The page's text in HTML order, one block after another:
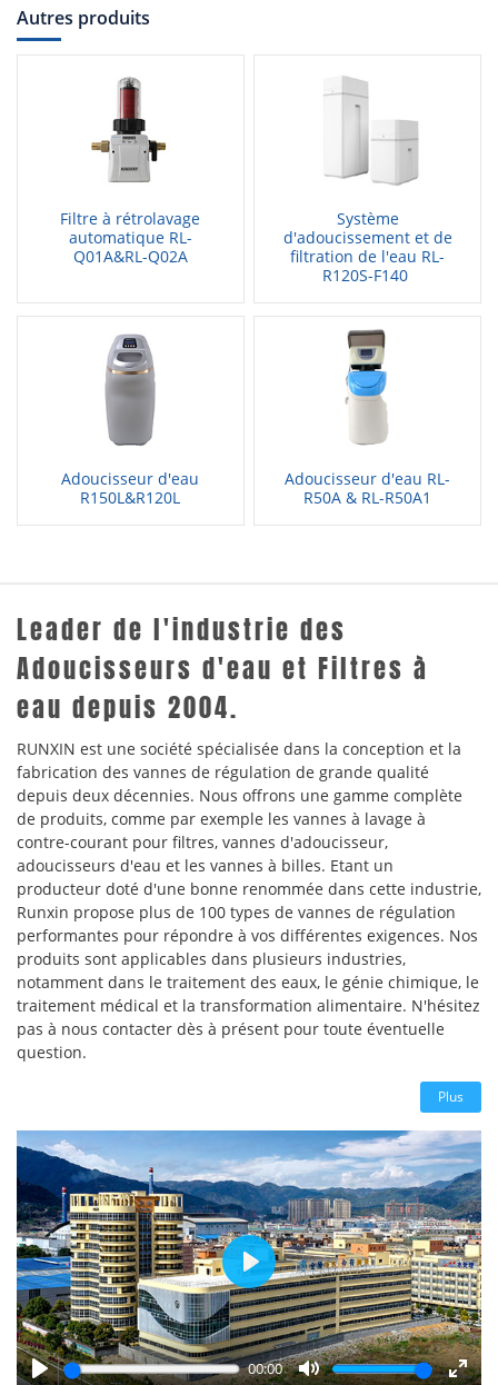
Autres produits
Filtre à rétrolavage
automatique RL-
Q01A&RL-Q02A
Système
d'adoucissement et de
filtration de l'eau RL-
R120S-F140
Adoucisseur d'eau
R150L&R120L
Adoucisseur d'eau RL-
R50A & RL-R50A1
Leader de l'industrie des
Adoucisseurs d'eau et Filtres à
eau depuis 2004.
RUNXIN est une société spécialisée dans la conception et la
fabrication des vannes de régulation de grande qualité
depuis deux décennies. Nous offrons une gamme complète
de produits, comme par exemple les vannes à lavage à
contre-courant pour filtres, vannes d'adoucisseur,
adoucisseurs d'eau et les vannes à billes. Etant un
producteur doté d'une bonne renommée dans cette industrie,
Runxin propose plus de 100 types de vannes de régulation
performantes pour répondre à vos différentes exigences. Nos
produits sont applicables dans plusieurs industries,
notamment dans le traitement des eaux, le génie chimique, le
traitement médical et la transformation alimentaire. N'hésitez
pas à nous contacter dès à présent pour toute éventuelle
question.
Plus
00:00
Play